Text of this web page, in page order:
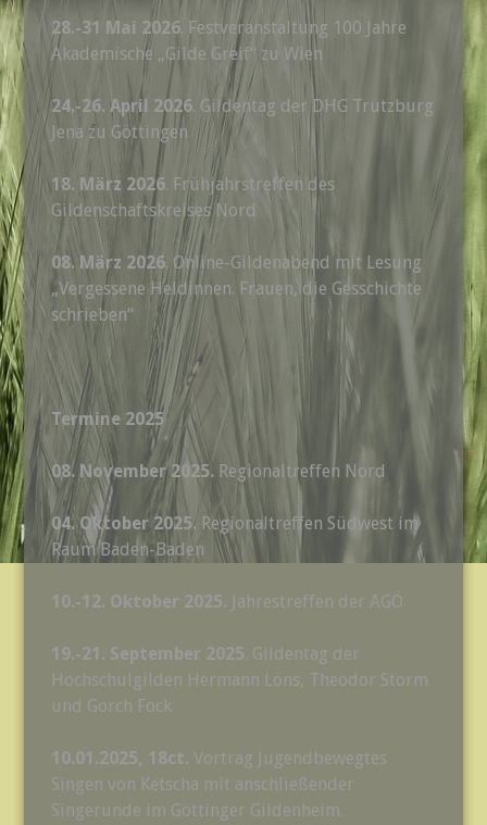
28.-31 Mai 2026. Festveranstaltung 100 Jahre
Akademische „Gilde Greif“ zu Wien
24.-26. April 2026. Gildentag der DHG Trutzburg
Jena zu Göttingen
18. März 2026. Frühjahrstreffen des
Gildenschaftskreises Nord
08. März 2026. Online-Gildenabend mit Lesung
„Vergessene Heldinnen. Frauen, die Gesschichte
schrieben“
Termine 2025
08. November 2025. Regionaltreffen Nord
04. Oktober 2025.Regionaltreffen Südwest im
Raum Baden-Baden
10.-12. Oktober 2025. Jahrestreffen der AGÖ
19.-21. September 2025. Gildentag der
Hochschulgilden Hermann Löns, Theodor Storm
und Gorch Fock
10.01.2025, 18ct. Vortrag Jugendbewegtes
Singen von Ketscha mit anschließender
Singerunde im Göttinger Gildenheim.